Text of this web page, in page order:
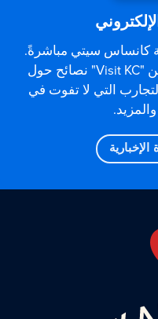
كانساس سيتي مباشرةً.
تقدم رسائل البريد الإلكتروني من "Visit KC" نصائح حول
التي لا تفوت في